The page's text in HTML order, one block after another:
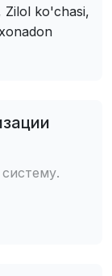
Zilol ko'chasi,